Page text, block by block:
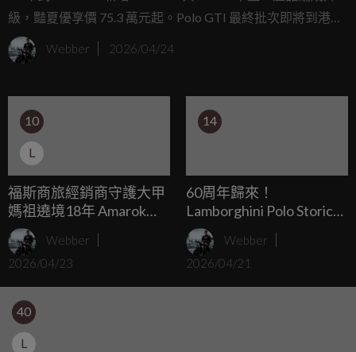
級，豔夏優享價 75.3 萬元起。Polo GTI 最終批次即將到港，
限量配額即將完售，敬邀入主純正德系小鋼砲。
Webber 2026/04/24
10
L
福斯商旅經銷商守護大甲
媽祖遶境18年 Amarok
Style領航Q版媽祖巡禮 德
制商旅 Caravelle全線護航
Webber
2026/04/23
14
60周年歸來！
Lamborghini Polo Storico
耗費三年完美復原1972
Miura SV，超跑史上最美
車型重返榮耀！
Webber
2026/04/21
40
L